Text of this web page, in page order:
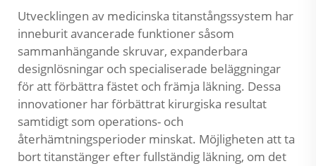
Utvecklingen av medicinska titanstångssystem har
inneburit avancerade funktioner såsom
sammanhängande skruvar, expanderbara
designlösningar och specialiserade beläggningar
för att förbättra fästet och främja läkning. Dessa
innovationer har förbättrat kirurgiska resultat
samtidigt som operations- och
återhämtningsperioder minskat. Möjligheten att ta
bort titanstänger efter fullständig läkning, om det